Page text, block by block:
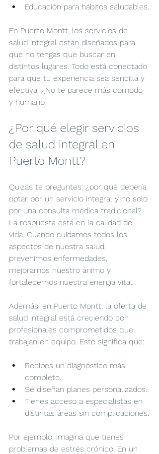
Educación para hábitos saludables.
En Puerto Montt, los servicios de
salud integral están diseñados para
que no tengas que buscar en
distintos lugares. Todo está conectado
para que tu experiencia sea sencilla y
efectiva. ¿No te parece más cómodo
y humano
¿Por qué elegir servicios
de salud integral en
Puerto Montt?
Quizás te preguntes: ¿por qué debería
optar por un servicio integral y no solo
por una consulta médica tradicional?
La respuesta está en la calidad de
vida. Cuando cuidamos todos los
aspectos de nuestra salud,
prevenimos enfermedades,
mejoramos nuestro ánimo y
fortalecemos nuestra energía vital.
Además, en Puerto Montt, la oferta de
salud integral está creciendo con
profesionales comprometidos que
trabajan en equipo. Esto significa que:
Recibes un diagnóstico más
completo.
Se diseñan planes personalizados.
Tienes acceso a especialistas en
distintas áreas sin complicaciones.
Por ejemplo, imagina que tienes
problemas de estrés crónico. En un